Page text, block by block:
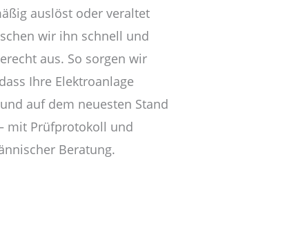
auslöst oder veraltet
wir ihn schnell und
aus. So sorgen wir
Ihre Elektroanlage
auf dem neuesten Stand
mit Prüfprotokoll und
Beratung.